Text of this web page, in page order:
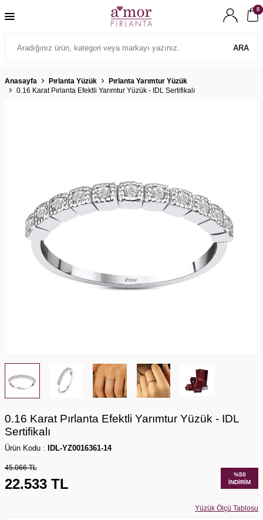
ARA
0
Anasayfa Pırlanta Yüzük
Pırlanta Yarımtur Yüzük
0.16 Karat Pırlanta Efektli Yarımtur Yüzük - IDL Sertifikalı
0.16 Karat Pırlanta Efektli Yarımtur Yüzük - IDL
Sertifikalı
Ürün Kodu : IDL-YZ0016361-14
45.066TL
22.533 TL
%50
İNDIRIM
Yüzük Ölçü Tablosu